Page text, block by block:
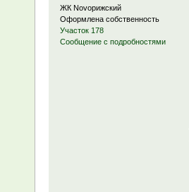
ЖК Novoрижский
Оформлена собственность
Участок 178
Сообщение с подробностями